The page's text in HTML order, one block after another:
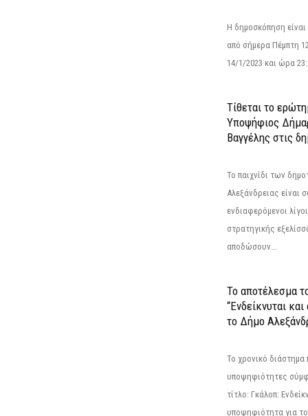
Η δημοσκόπηση
από σήμερα Πέμπτη
14/1/2023 και ώρα
Τίθεται το
Υποψήφιος
Βαγγέλης στις
Το παιχνίδι των
Αλεξάνδρειας είναι
ενδιαφερόμενοι
στρατηγικής
αποδώσουν...
Το αποτέλεσμα
“Ενδείκνυται
το Δήμο
Το χρονικό διάστημα
υποψηφιότητες
τίτλο: Γκάλοπ:
υποψηφιότητα για